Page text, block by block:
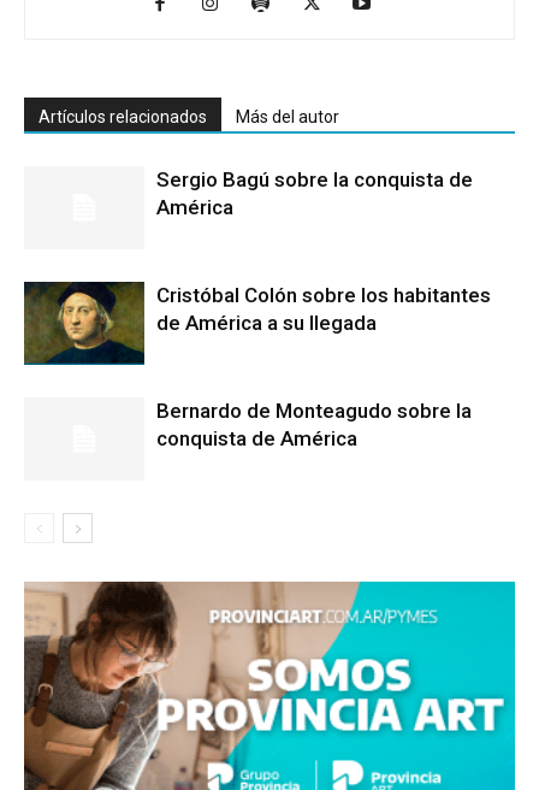
Artículos relacionados Más del autor
Sergio Bagú sobre la conquista de
América
Cristóbal Colón sobre los habitantes
de América a su llegada
Bernardo de Monteagudo sobre la
conquista de América